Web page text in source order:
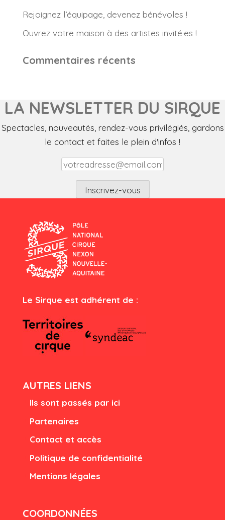
Rejoignez l’équipage, devenez bénévoles !
Ouvrez votre maison à des artistes invité·es !
Commentaires récents
LA NEWSLETTER DU SIRQUE
Spectacles, nouveautés, rendez-vous privilégiés, gardons
le contact et faites le plein d'infos !
Le Sirque est adhérent de :
AUTRES LIENS
Ils sont passés par ici
Partenaires
Contact et accès
Politique de confidentialité
Mentions légales
COORDONNÉES